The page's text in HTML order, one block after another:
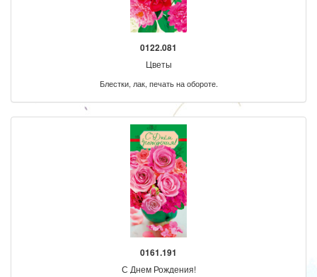
0122.081
Цветы
Блестки, лак, печать на обороте.
0161.191
С Днем Рождения!